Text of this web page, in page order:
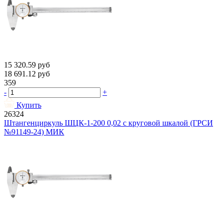
15 320.59 руб
18 691.12 руб
359
-
+
Купить
26324
Штангенциркуль ШЦК-1-200 0,02 с круговой шкалой (ГРСИ
№91149-24) МИК